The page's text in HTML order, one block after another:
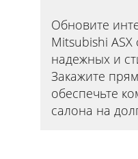
Обновите
Mitsubishi
надежных и
Закажите
обеспечьте
салона на